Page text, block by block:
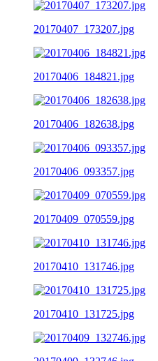
20170407_173207.jpg
20170406_184821.jpg
20170406_182638.jpg
20170406_093357.jpg
20170409_070559.jpg
20170410_131746.jpg
20170410_131725.jpg